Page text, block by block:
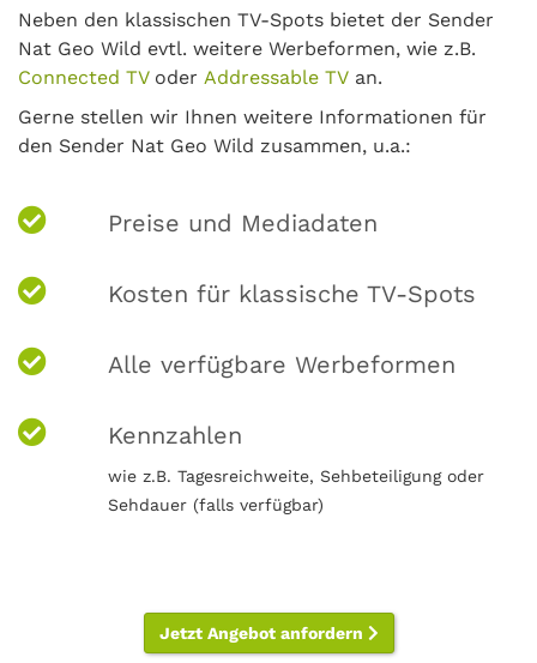
Neben den klassischen TV-Spots bietet der Sender
Nat Geo Wild evtl. weitere Werbeformen, wie z.B.
Connected TVoder Addressable TV an.
Gerne stellen wir Ihnen weitere Informationen für
den Sender Nat Geo Wild zusammen, u.a.:
Preise und Mediadaten
Kosten für klassische TV-Spots
Alle verfügbare Werbeformen
Kennzahlen
wie z.B. Tagesreichweite, Sehbeteiligung oder
Sehdauer (falls verfügbar)
Jetzt Angebot anfordern